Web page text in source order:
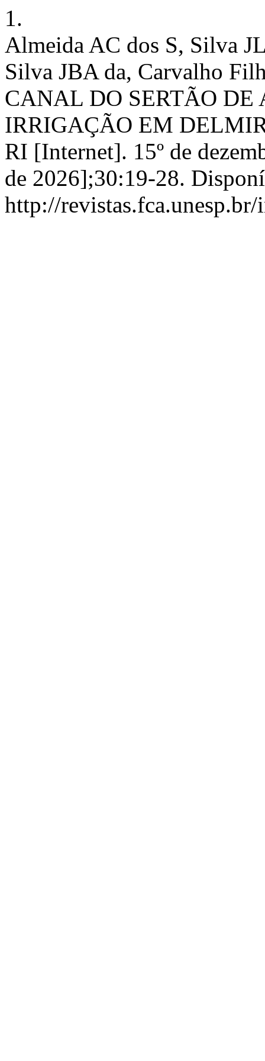
1.
Almeida AC dos S, Silva
Silva JBA da, Carvalho
CANAL DO SERTÃO DE
IRRIGAÇÃO EM
RI [Internet]. 15º de
de 2026];30:19-28.
http://